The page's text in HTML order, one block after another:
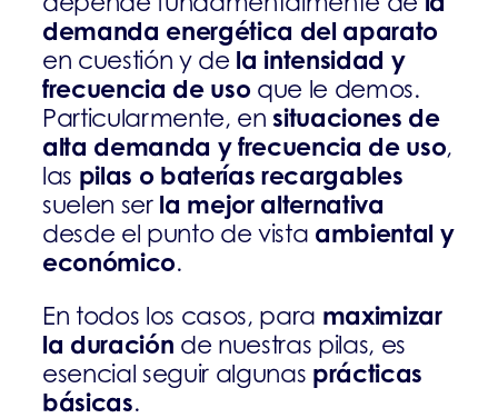
demanda energética del aparato
en cuestión y de la intensidad y
frecuencia de uso que le demos.
Particularmente, ensituaciones de
alta demanda y frecuencia de uso,
las pilas o baterías recargables
suelen ser la mejor alternativa
desde el punto de vista ambiental y
económico.
En todos los casos, para maximizar
la duración de nuestras pilas, es
esencial seguir algunas prácticas
básicas.